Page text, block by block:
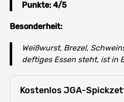
Punkte: 4/5
Besonderheit:
Weißwurst, Brezel,
deftiges Essen steht, ist in
Kostenlos JGA-